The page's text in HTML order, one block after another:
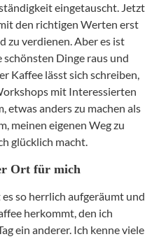
eingetauscht. Jetzt
den richtigen Werten erst
zu verdienen. Aber es ist
schönsten Dinge raus und
Kaffee lässt sich schreiben,
mit Interessierten
etwas anders zu machen als
meinen eigenen Weg zu
glücklich macht.
Ort für mich
so herrlich aufgeräumt und
herkommt, den ich
ein anderer. Ich kenne viele